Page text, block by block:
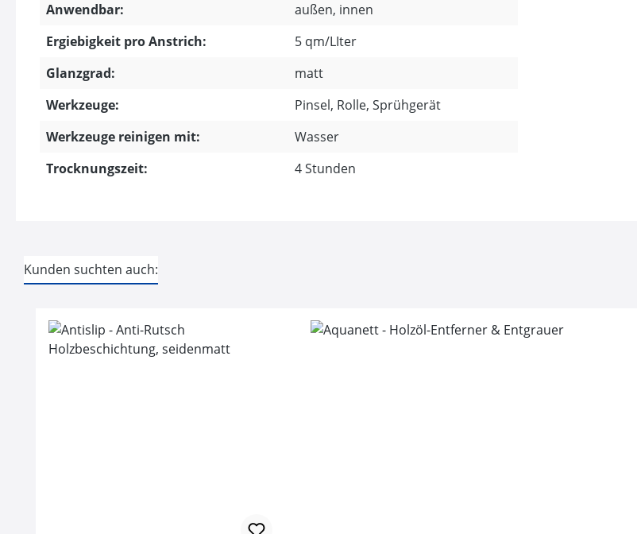
Anwendbar:
außen, innen
Ergiebigkeit pro Anstrich:
5 qm/LIter
Glanzgrad:
matt
Werkzeuge:
Pinsel, Rolle, Sprühgerät
Werkzeuge reinigen mit:
Wasser
Trocknungszeit:
4 Stunden
Kunden suchten auch:
Produktgalerie überspringen